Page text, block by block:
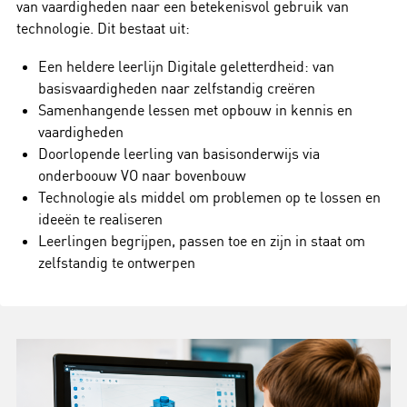
van vaardigheden naar een betekenisvol gebruik van
technologie. Dit bestaat uit:
Een heldere leerlijn Digitale geletterdheid: van
basisvaardigheden naar zelfstandig creëren
Samenhangende lessen met opbouw in kennis en
vaardigheden
Doorlopende leerling van basisonderwijs via
onderboouw VO naar bovenbouw
Technologie als middel om problemen op te lossen en
ideeën te realiseren
Leerlingen begrijpen, passen toe en zijn in staat om
zelfstandig te ontwerpen